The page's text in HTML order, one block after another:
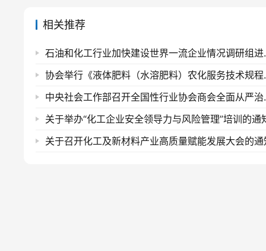
相关推荐
石油和化
协会举行《
中央社会工
关于举办“化工企业安全领导力与风险管理”培训的通
关于召开化工及新材料产业高质量赋能发展大会的通